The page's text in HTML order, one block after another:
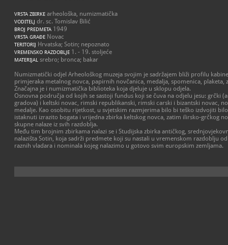
VRSTA ZBIRKE arheološka, numizmatička
VODITELJ dr. sc. Tomislav Bilić
BROJ PREDMETA 1949
VRSTA GRAĐE Novac
TERITORIJ Hrvatska; Sotin; nepoznato
VREMENSKO RAZDOBLJE 1. - 19. stoljeće
MATERIJAL srebro; bronca; bakar
Numizmatički odjel Arheološkog muzeja svojim je sadržajem bliži profilu
primjeraka metalnog novca, papirnih novčanica, medalja, spomenica, plaketa,
Značajna je i numizmatička biblioteka koja djeluje u sklopu odjela.
Osnovna područja od kojih se sastoji fundus koji se čuva na odjelu jesu: grčki
gradova) i keltski novac, rimski republikanski, rimski carski i bizantski novac,
medalje. Kao osobitu rijetkost, u svjetskim razmjerima bilo bi teško izdvojiti
istaknuti izrazito bogata i vrijedna zbirka keltskog novca, zatim ilirsko-grčkog
skupne nalaze iz svih razdoblja.
Među tim brojnim zbirkama nalazi se i Studijska zbirka antičkog,
nalazišta Sotin, koja sadrži predmete koji su nastali u vremenskom razdoblju
raznih vladara i nominala kojeg nalazimo u gotovo svim europskim zemljama.